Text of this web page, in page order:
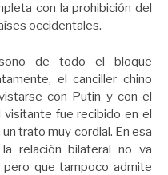
con la prohibición del
occidentales.
de todo el bloque
el canciller chino
con Putin y con el
visitante fue recibido en el
trato muy cordial. En esa
relación bilateral no va
que tampoco admite